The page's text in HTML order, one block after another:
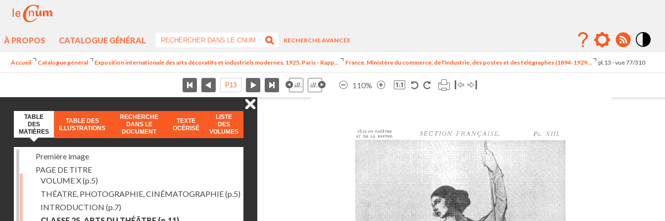
À PROPOS CATALOGUE GÉNÉRAL
RECHERCHE AVANCÉE
élévé
Accueil Catalogue général Exposition internationale des arts décoratifs et industriels modernes. 1925. Paris - Rapp... France. Ministère du commerce, de l'industrie, des postes et des télégraphes (1894-1929... pl.13 - vue 77/310
110%
TABLE
DES
MATIÈRES
TABLE DES
ILLUSTRATIONS
RECHERCHE
DANS LE
DOCUMENT
TEXTE
OCÉRISÉ
LISTE
DES
VOLUMES
Première image
PAGE DE TITRE
VOLUME X(p.5)
THÉATRE, PHOTOGRAPHIE, CINÉMATOGRAPHIE(p.5)
INTRODUCTION (p.7)